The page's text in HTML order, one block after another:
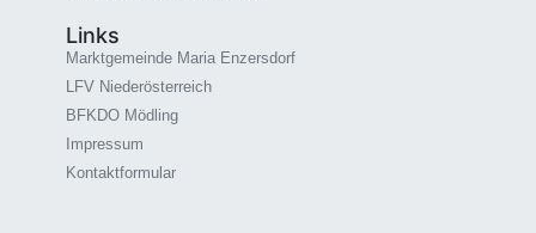
Links
Marktgemeinde Maria Enzersdorf
LFV Niederösterreich
BFKDO Mödling
Impressum
Kontaktformular